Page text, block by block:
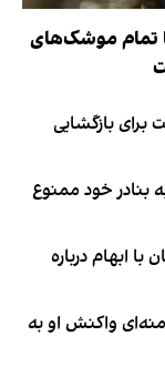
تمام موشک‌های
بازگشایی
بنادر خود ممنوع
ابهام درباره
واکنش او به